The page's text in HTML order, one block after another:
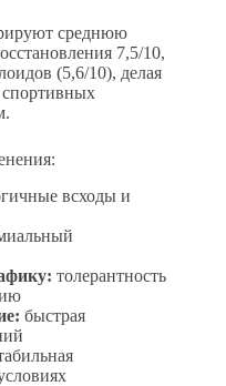
среднюю
7,5/10,
(5,6/10), делая
всходы и
толерантность
быстрая